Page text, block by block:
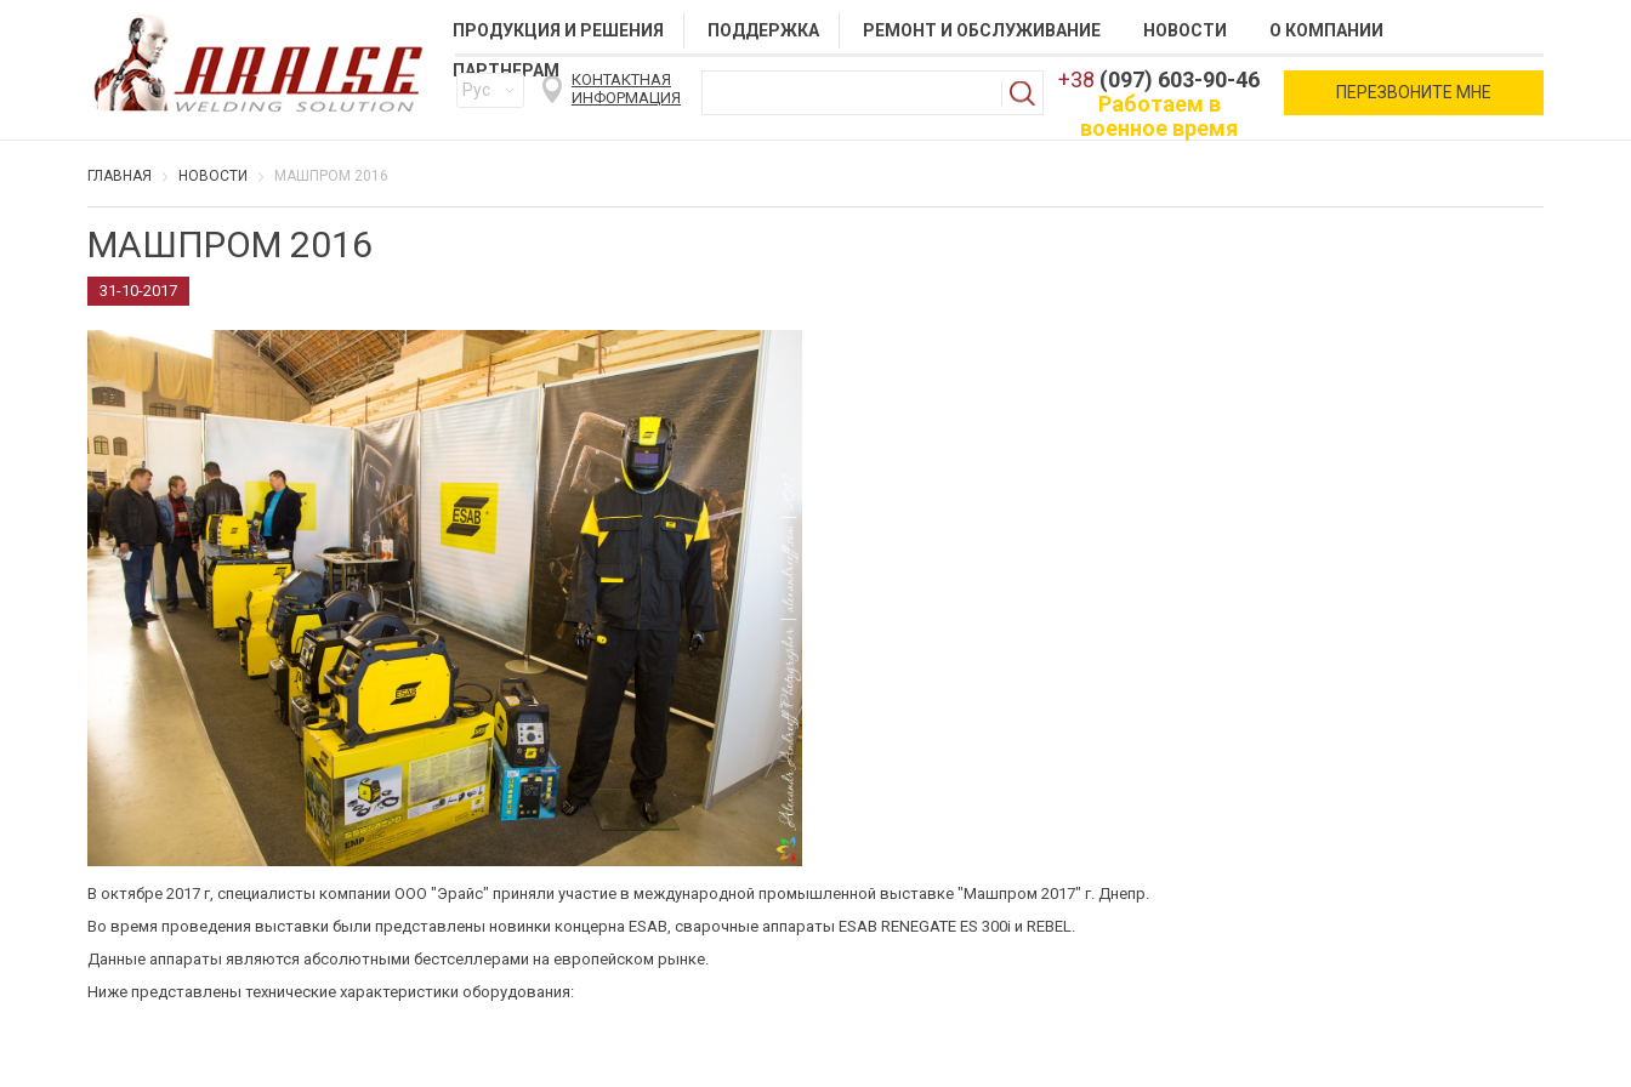
ПРОДУКЦИЯ И РЕШЕНИЯ ПОДДЕРЖКА РЕМОНТ И ОБСЛУЖИВАНИЕ НОВОСТИ О КОМПАНИИ
ПАРТНЕРАМ
Рус
КОНТАКТНАЯ
ИНФОРМАЦИЯ
+38 (097) 603-90-46
Работаем в
военное время
ПЕРЕЗВОНИТЕ МНЕ
ГЛАВНАЯ НОВОСТИ МАШПРОМ 2016
МАШПРОМ 2016
31-10-2017
В октябре 2017 г, специалисты компании ООО "Эрайс" приняли участие в международной промышленной выставке "Машпром 2017" г. Днепр.
Во время проведения выставки были представлены новинки концерна ESAB, сварочные аппараты ESAB RENEGATE ES 300i и REBEL.
Данные аппараты являются абсолютными бестселлерами на европейском рынке.
Ниже представлены технические характеристики оборудования: